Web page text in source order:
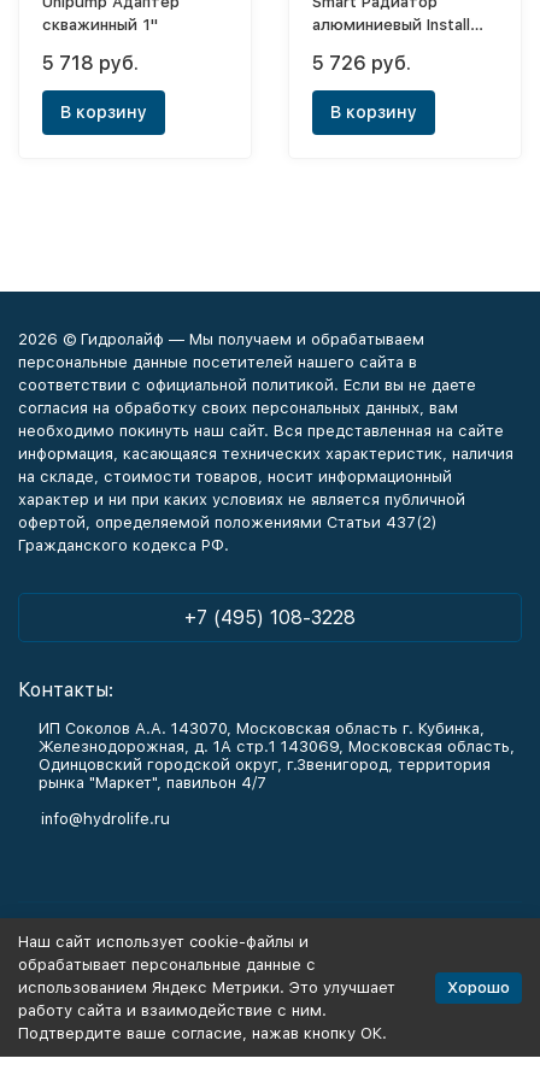
скважинный 1"
5 718 руб.
В корзину
алюминиевый Install
(боковое)
5 726 руб.
В корзину
2026 © Гидролайф — Мы получаем и обрабатываем
персональные данные посетителей нашего сайта в
соответствии с официальной политикой. Если вы не даете
согласия на обработку своих персональных данных, вам
необходимо покинуть наш сайт. Вся представленная на сайте
информация, касающаяся технических характеристик, наличия
на складе, стоимости товаров, носит информационный
характер и ни при каких условиях не является публичной
офертой, определяемой положениями Статьи 437(2)
Гражданского кодекса РФ.
+7 (495) 108-3228
Контакты:
ИП Соколов А.А. 143070, Московская область г. Кубинка,
Железнодорожная, д. 1А стр.1 143069, Московская область,
Одинцовский городской округ, г.Звенигород, территория
рынка "Маркет", павильон 4/7
info@hydrolife.ru
Информация
Политика персональных данных
Наш сайт использует cookie-файлы и
обрабатывает персональные данные с
использованием Яндекс Метрики. Это улучшает
работу сайта и взаимодействие с ним.
Подтвердите ваше согласие, нажав кнопку ОК.
Хорошо